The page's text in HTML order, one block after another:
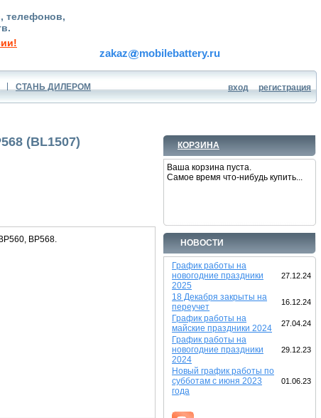
телефонов,
zakaz mobilebattery.ru
СТАНЬ ДИЛЕРОМ вход регистрация
КОРЗИНА
Ваша корзина пуста.
Самое время что-нибудь купить...
НОВОСТИ
График работы на
новогодние праздники
2025
27.12.24
18 Декабря закрыты на
переучет
16.12.24
График работы на
майские праздники 2024
27.04.24
График работы на
новогодние праздники
2024
29.12.23
Новый график работы по
субботам с июня 2023
года
01.06.23
(BL1507)
BP568.